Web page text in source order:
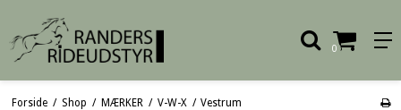
0
Forside / Shop / MÆRKER / V-W-X / Vestrum